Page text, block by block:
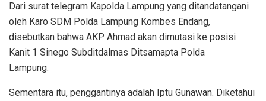
Dari surat telegram Kapolda Lampung yang ditandatangani
oleh Karo SDM Polda Lampung Kombes Endang,
disebutkan bahwa AKP Ahmad akan dimutasi ke posisi
Kanit 1 Sinego Subditdalmas Ditsamapta Polda
Lampung.
Sementara itu, penggantinya adalah Iptu Gunawan. Diketahui